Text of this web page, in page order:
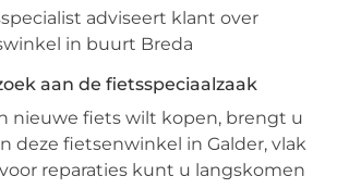
aan de fietsspeciaalzaak
nieuwe fiets wilt kopen, brengt u
deze fietsenwinkel in Galder, vlak
reparaties kunt u langskomen